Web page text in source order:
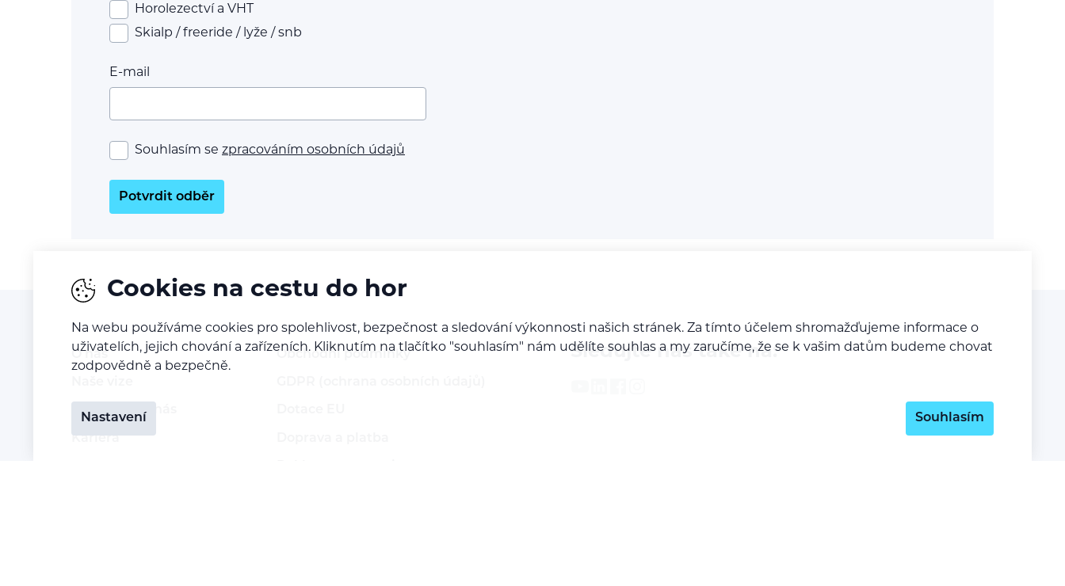
Horolezectví a VHT
Skialp / freeride / lyže / snb
E-mail
Souhlasím se zpracováním osobních údajů
Potvrdit odběr
O nás
Kontaktujte nás
Kariéra
Obchodní podmínky Sledujte nás také na:
Cookies na cestu do hor
Na webu používáme cookies pro spolehlivost, bezpečnost a sledování výkonnosti našich stránek. Za tímto účelem shromažďujeme informace o
uživatelích, jejich chování a zařízeních. Kliknutím na tlačítko "souhlasím" nám udělíte souhlas a my zaručíme, že se k vašim datům budeme chovat
zodpovědně a bezpečně.
Nastavení Souhlasím